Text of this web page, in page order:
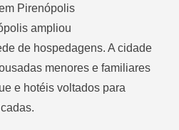
Pirenópolis
ampliou
de hospedagens. A cidade
menores e familiares
e hotéis voltados para